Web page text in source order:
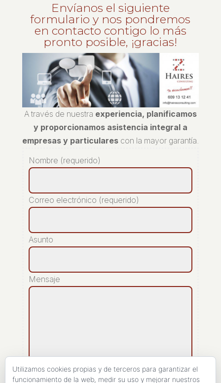
Envíanos el siguiente
formulario y nos pondremos
en contacto contigo lo más
pronto posible, ¡gracias!
A través de nuestra experiencia, planificamos
y proporcionamos asistencia integral a
empresas y particularescon la mayor garantía.
Nombre (requerido)
Correo electrónico (requerido)
Asunto
Mensaje
Utilizamos cookies propias y de terceros para garantizar el
funcionamiento de la web, medir su uso y mejorar nuestros